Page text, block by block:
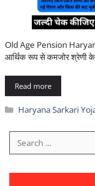
Old Age Pension
आर्थिक रूप से कमजोर श्रेणी
Read more
Categories
Haryana Sarkari
for: